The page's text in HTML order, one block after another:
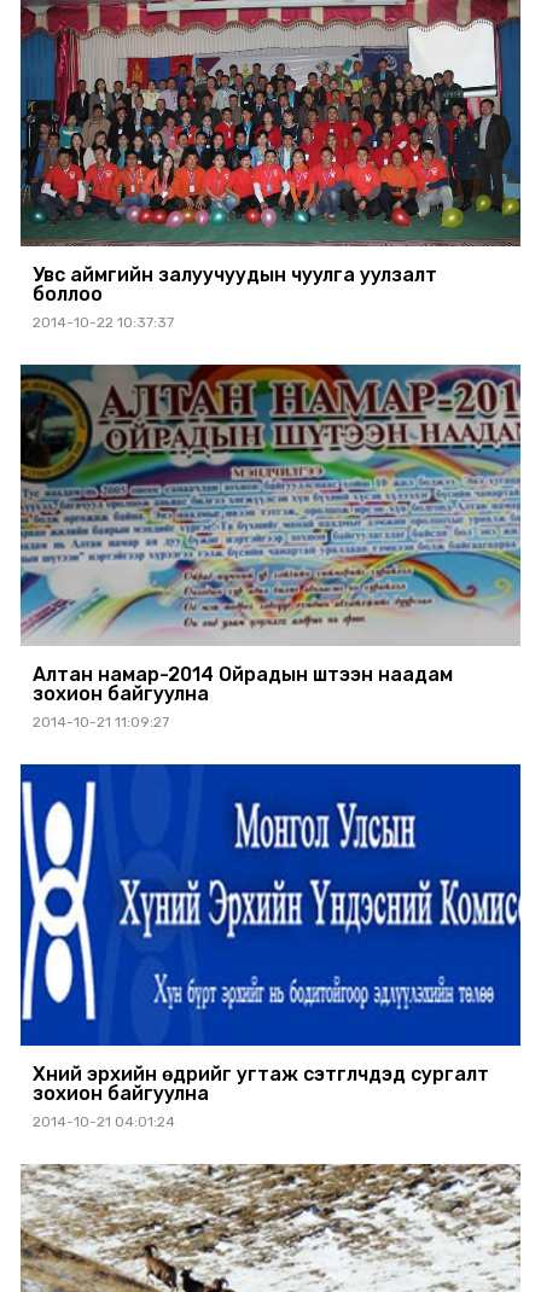
Увс аймгийн залуучуудын чуулга уулзалт
боллоо
2014-10-22 10:37:37
Алтан намар-2014 Ойрадын шүтээн наадам
зохион байгуулна
2014-10-21 11:09:27
Хүний эрхийн өдрийг угтаж сэтгүүлчдэд сургалт
зохион байгуулна
2014-10-21 04:01:24